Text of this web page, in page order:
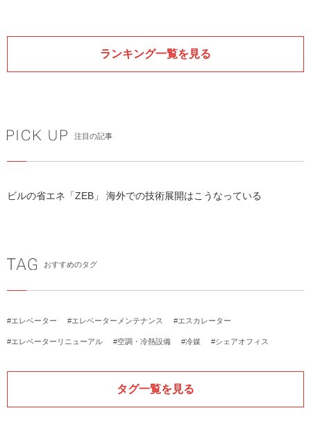
ランキング一覧を見る
注目の記事
ビルの省エネ「ZEB」 海外での技術展開はこうなっている
おすすめのタグ
#エレベーター #エレベーターメンテナンス #エスカレーター
#エレベーターリニューアル #空調・冷熱設備 #冷媒 #シェアオフィス
タグ一覧を見る